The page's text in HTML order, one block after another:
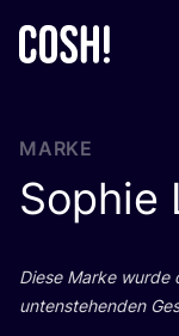
MARKE
Sophie
Die­se Mar­ke wur­de
unten­ste­hen­den